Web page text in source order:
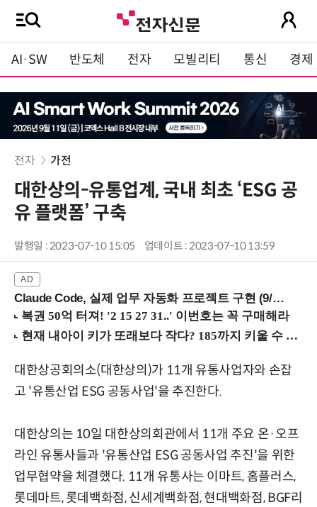
AI·SW 반도체 전자 모빌리티 통신 경제
전자 가전
대한상의-유통업계, 국내 최초 ‘ESG 공
유 플랫폼’ 구축
발행일 : 2023-07-10 15:05 업데이트 : 2023-07-10 13:59
Claude Code, 실제 업무 자동화 프로젝트 구현 (9/16 ~17 강남역)
대한상공회의소(대한상의)가 11개 유통사업자와 손잡
고 '유통산업 ESG 공동사업'을 추진한다.
대한상의는 10일 대한상의회관에서 11개 주요 온·오프
라인 유통사들과 '유통산업 ESG 공동사업 추진'을 위한
업무협약을 체결했다. 11개 유통사는 이마트, 홈플러스,
롯데마트, 롯데백화점, 신세계백화점, 현대백화점, BGF리